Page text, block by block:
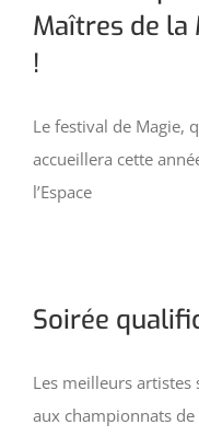
Maîtres de
!
Le festival de Magie,
accueillera cette
l’Espace
Soirée
Les meilleurs
aux championnats de